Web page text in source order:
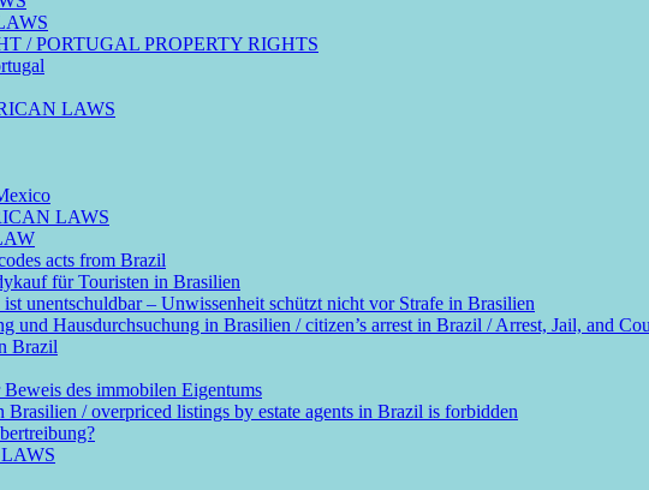
/ PORTUGAL PROPERTY RIGHTS
LAWS
LAWS
acts from Brazil
für Touristen in Brasilien
unentschuldbar – Unwissenheit schützt nicht vor Strafe in Brasilien
und Hausdurchsuchung in Brasilien / citizen’s arrest in Brazil / Arrest, Jail, and
Brazil
des immobilen Eigentums
/ overpriced listings by estate agents in Brazil is forbidden